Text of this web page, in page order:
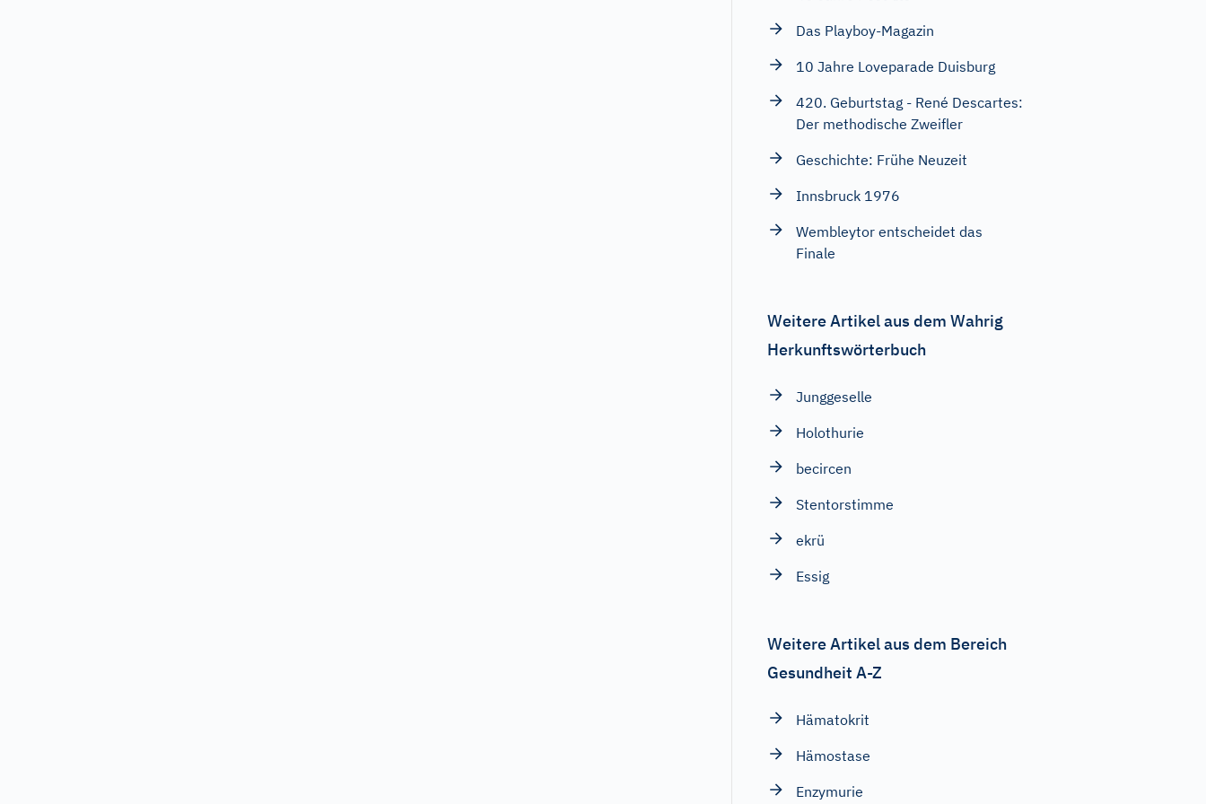
Das Playboy-Magazin
10 Jahre Loveparade Duisburg
420. Geburtstag - René Descartes:
Der methodische Zweifler
Geschichte: Frühe Neuzeit
Innsbruck 1976
Wembleytor entscheidet das
Finale
Weitere Artikel aus dem Wahrig
Herkunftswörterbuch
Junggeselle
Holothurie
becircen
Stentorstimme
ekrü
Essig
Weitere Artikel aus dem Bereich
Gesundheit A-Z
Hämatokrit
Hämostase
Enzymurie